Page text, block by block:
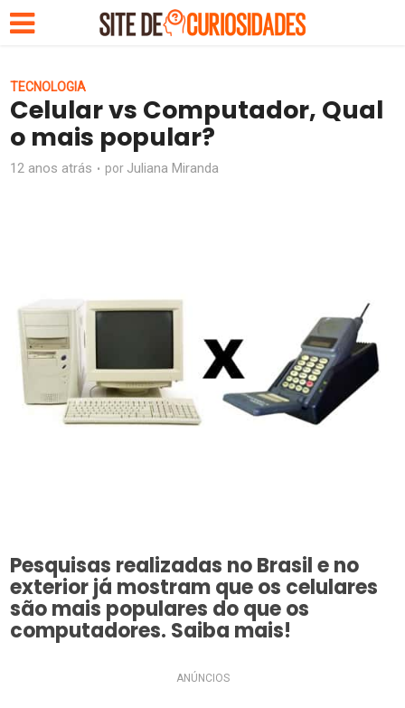
TECNOLOGIA
Celular vs Computador, Qual
o mais popular?
12 anos atrás por Juliana Miranda
Pesquisas realizadas no Brasil e no
exterior já mostram que os celulares
são mais populares do que os
computadores. Saiba mais!
ANÚNCIOS